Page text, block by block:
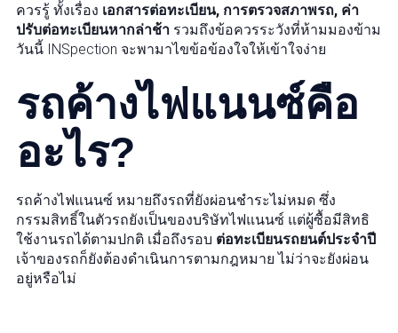
ควรรู้ ทั้งเรื่อง เอกสารต่อทะเบียน, การตรวจสภาพรถ, ค่า
ปรับต่อทะเบียนหากล่าช้า รวมถึงข้อควรระวังที่ห้ามมองข้าม
วันนี้ INSpection จะพามาไขข้อข้องใจให้เข้าใจง่าย
รถค้างไฟแนนซ์คือ
อะไร?
รถค้างไฟแนนซ์ หมายถึงรถที่ยังผ่อนชำระไม่หมด ซึ่ง
กรรมสิทธิ์ในตัวรถยังเป็นของบริษัทไฟแนนซ์ แต่ผู้ซื้อมีสิทธิ
ใช้งานรถได้ตามปกติ เมื่อถึงรอบ ต่อทะเบียนรถยนต์ประจำปี
เจ้าของรถก็ยังต้องดำเนินการตามกฎหมาย ไม่ว่าจะยังผ่อน
อยู่หรือไม่